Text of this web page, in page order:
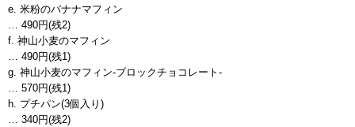
e. 米粉のバナナマフィン
… 490円(残2)
f. 神山小麦のマフィン
… 490円(残1)
g. 神山小麦のマフィン-ブロックチョコレート-
… 570円(残1)
h. プチパン(3個入り)
… 340円(残2)